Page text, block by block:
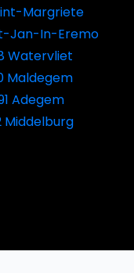
Margriete
Jan-In-Eremo
Watervliet
Maldegem
Adegem
Middelburg